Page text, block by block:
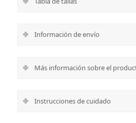
Información de envío
Más información sobre el
Instrucciones de cuidado